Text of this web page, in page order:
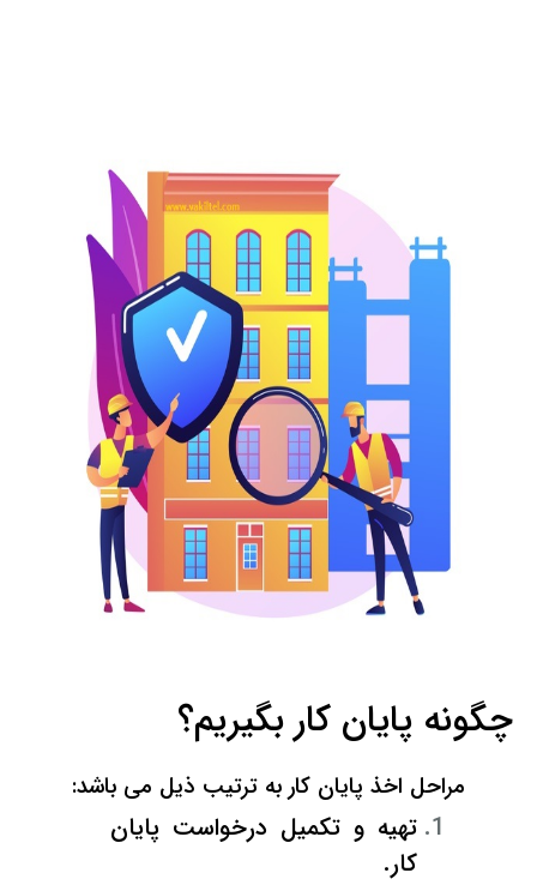
چگونه پایان کار بگیریم؟
مراحل اخذ پایان کار به ترتیب ذیل می باشد:
تهیه و تکمیل درخواست پایان
کار.